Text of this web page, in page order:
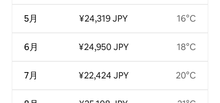
5月
6月
7月
¥24,319 JPY
¥24,950 JPY
¥22,424 JPY
16°C
18°C
20°C